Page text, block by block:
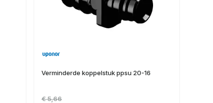
Verminderde koppelstuk ppsu 20-16
€ 5,66